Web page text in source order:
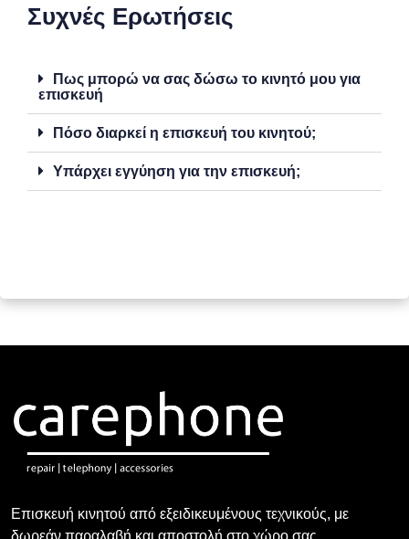
Συχνές Ερωτήσεις
Πως μπορώ να σας δώσω το κινητό μου για
επισκευή
Πόσο διαρκεί η επισκευή του κινητού;
Υπάρχει εγγύηση για την επισκευή;
Επισκευή κινητού από εξειδικευμένους τεχνικούς, με